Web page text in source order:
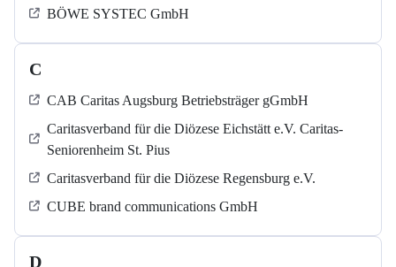
BÖWE SYSTEC GmbH
C
CAB Caritas Augsburg Betriebsträger gGmbH
Caritasverband für die Diözese Eichstätt e.V. Caritas-
Seniorenheim St. Pius
Caritasverband für die Diözese Regensburg e.V.
CUBE brand communications GmbH
D